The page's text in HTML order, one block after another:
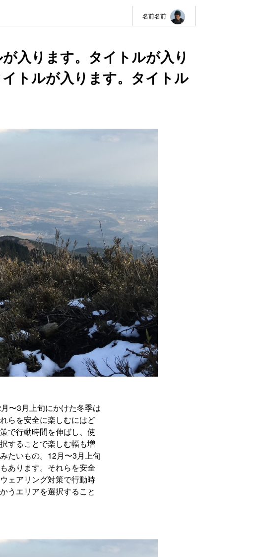
名前名前
入ります。タイトルが入り
トルが入ります。タイトル
〜3月上旬にかけた冬季は
らを安全に楽しむにはど
で行動時間を伸ばし、使
することで楽しむ幅も増
たいもの。12月〜3月上旬
あります。それらを安全
ェアリング対策で行動時
うエリアを選択すること